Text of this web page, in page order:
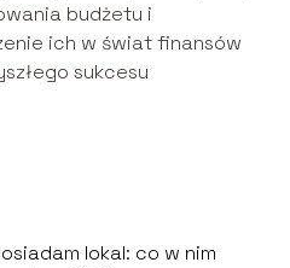
budżetu i
ich w świat finansów
sukcesu
lokal: co w nim